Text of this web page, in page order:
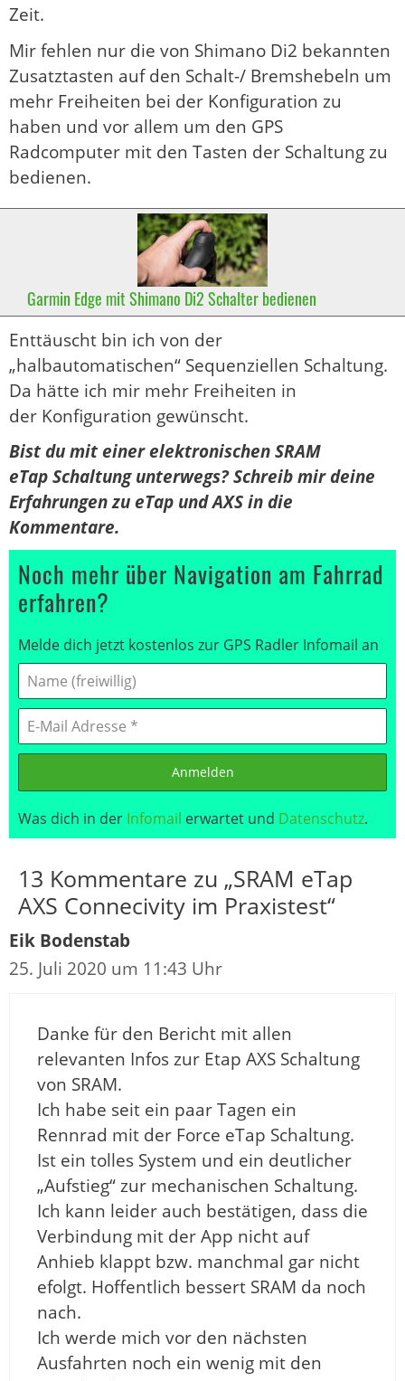
Zeit.
Mir fehlen nur die von Shimano Di2 bekannten
Zusatztasten auf den Schalt-/ Bremshebeln um
mehr Freiheiten bei der Konfiguration zu
haben und vor allem um den GPS
Radcomputer mit den Tasten der Schaltung zu
bedienen.
Garmin Edge mit Shimano Di2 Schalter bedienen
Enttäuscht bin ich von der
„halbautomatischen“ Sequenziellen Schaltung.
Da hätte ich mir mehr Freiheiten in
der Konfiguration gewünscht.
Bist du mit einer elektronischen SRAM
eTap Schaltung unterwegs? Schreib mir deine
Erfahrungen zu eTap und AXS in die
Kommentare.
Noch mehr über Navigation am Fahrrad
erfahren?
Melde dich jetzt kostenlos zur GPS Radler Infomail an
Anmelden
Was dich in der Infomail erwartet und Datenschutz.
13 Kommentare zu „SRAM eTap
AXS Connecivity im Praxistest“
Eik Bodenstab
25. Juli 2020 um 11:43 Uhr
Danke für den Bericht mit allen
relevanten Infos zur Etap AXS Schaltung
von SRAM.
Ich habe seit ein paar Tagen ein
Rennrad mit der Force eTap Schaltung.
Ist ein tolles System und ein deutlicher
„Aufstieg“ zur mechanischen Schaltung.
Ich kann leider auch bestätigen, dass die
Verbindung mit der App nicht auf
Anhieb klappt bzw. manchmal gar nicht
efolgt. Hoffentlich bessert SRAM da noch
nach.
Ich werde mich vor den nächsten
Ausfahrten noch ein wenig mit den